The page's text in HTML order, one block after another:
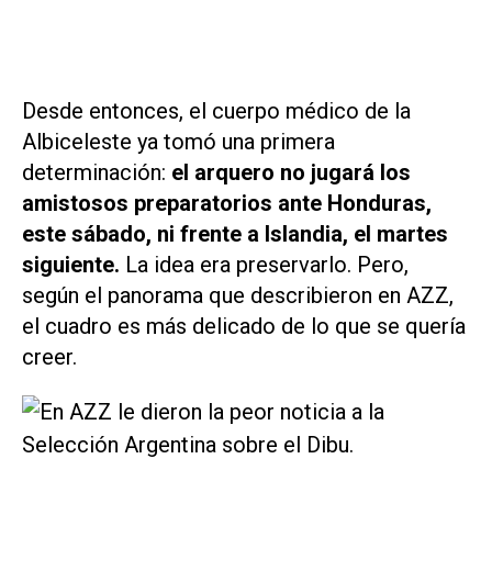
Desde entonces, el cuerpo médico de la
Albiceleste ya tomó una primera
determinación: el arquero no jugará los
amistosos preparatorios ante Honduras,
este sábado, ni frente a Islandia, el martes
siguiente. La idea era preservarlo. Pero,
según el panorama que describieron en AZZ,
el cuadro es más delicado de lo que se quería
creer.